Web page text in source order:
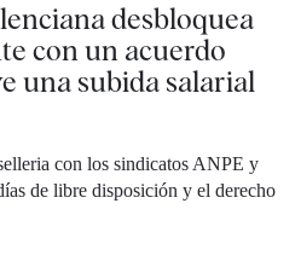
desbloquea
con un acuerdo
una subida salarial
con los sindicatos ANPE y
de libre disposición y el derecho